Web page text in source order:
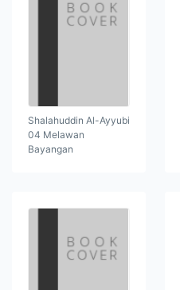
Shalahuddin Al-Ayyubi
04 Melawan
Bayangan